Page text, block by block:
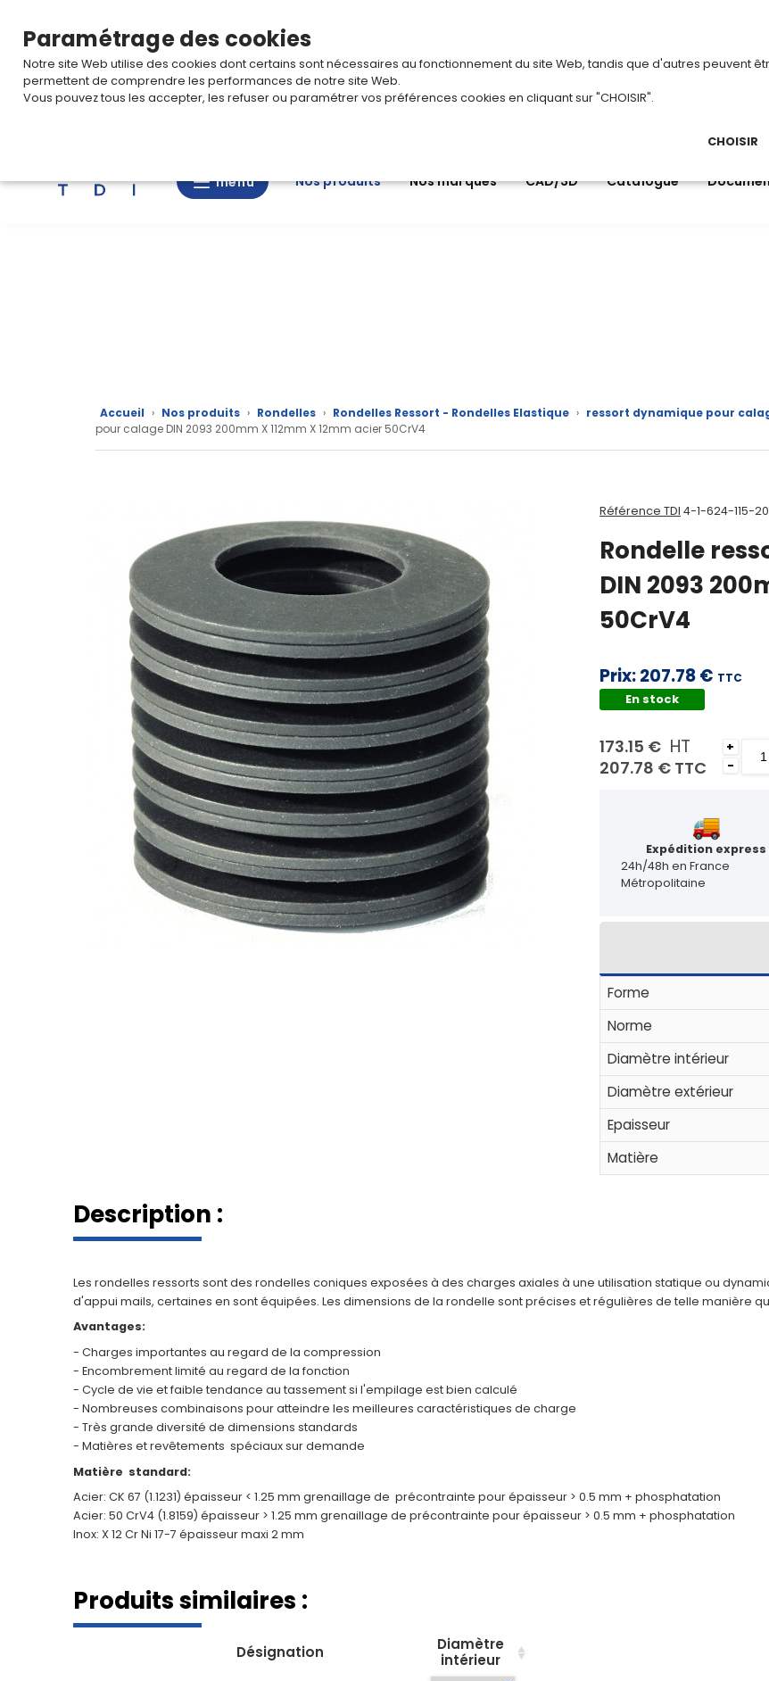
Du 3 au 28
CAD/3D
Catalogue
Documentations
menu
menu Nos produits Nos marques CAD/3D Catalogue
Accueil › Nos produits › Rondelles › Rondelles Ressort - Rondelles Elastique › ressort dynamique pour
pour calage DIN 2093 200mm X 112mm X 12mm acier 50CrV4
Référence TDI 4-1-624-115-
Rondelle
DIN 2093
50CrV4
Prix:207.78 € TTC
En stock
173.15 € HT
207.78 € TTC
+
-
Expédition express
24h/48h en France
Métropolitaine
Forme
Norme
Diamètre intérieur
Diamètre extérieur
Epaisseur
Matière
Description :
Les rondelles ressorts sont des rondelles coniques exposées à des charges axiales à une utilisation statique ou
d'appui mails, certaines en sont équipées. Les dimensions de la rondelle sont précises et régulières de telle manière
Avantages:
- Charges importantes au regard de la compression
- Encombrement limité au regard de la fonction
- Cycle de vie et faible tendance au tassement si l'empilage est bien calculé
- Nombreuses combinaisons pour atteindre les meilleures caractéristiques de charge
- Très grande diversité de dimensions standards
- Matières et revêtements spéciaux sur demande
Matière standard:
Acier: CK 67 (1.1231) épaisseur < 1.25 mm grenaillage de précontrainte pour épaisseur > 0.5 mm + phosphatation
Acier: 50 CrV4 (1.8159) épaisseur > 1.25 mm grenaillage de précontrainte pour épaisseur > 0.5 mm + phosphatation
Inox: X 12 Cr Ni 17-7 épaisseur maxi 2 mm
Produits similaires :
Désignation
Diamètre
intérieur
Paramétrage des cookies
Notre site Web utilise des cookies dont certains sont nécessaires au fonctionnement du site Web, tandis que d'autres peuvent
permettent de comprendre les performances de notre site Web.
Vous pouvez tous les accepter, les refuser ou paramétrer vos préférences cookies en cliquant sur "CHOISIR".
CHOISIR